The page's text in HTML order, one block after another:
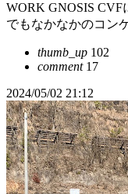
WORK GNOSIS
でもなかなかのコン
thumb_up 102
comment17
2024/05/02 21:12